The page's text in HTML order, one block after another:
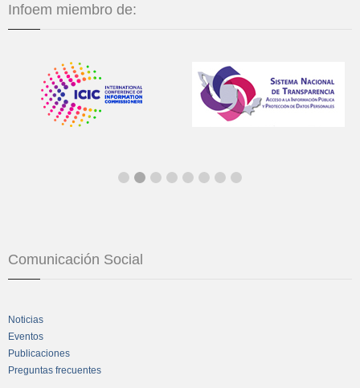
Infoem miembro de:
Comunicación Social
Noticias
Eventos
Publicaciones
Preguntas frecuentes